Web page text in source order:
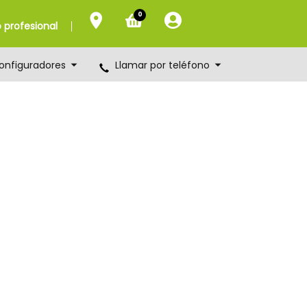
0
Llamar por teléfono